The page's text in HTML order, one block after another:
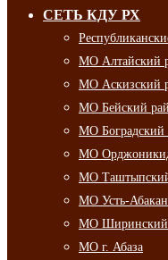
СЕТЬ КДУ РХ
МО Алтайский
МО Аскизский
МО Бейский
МО Боградский
МО
МО
МО Усть-
МО Ширинский
МО г. Абаза